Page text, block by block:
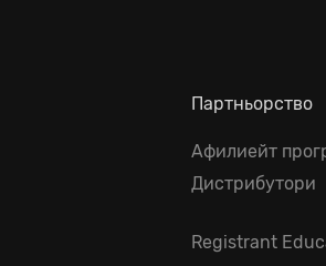
Партньорство
Афилиейт
Дистрибутори
Registrant